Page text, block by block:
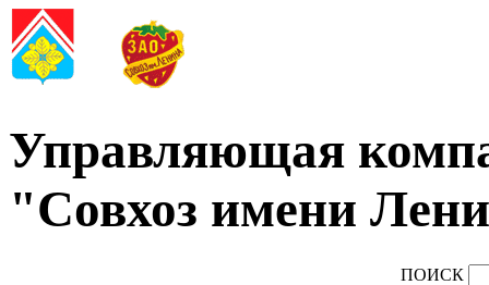
Управляющая
"Совхоз имени
ПОИСК